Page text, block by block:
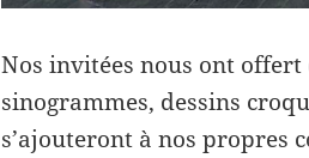
Nos invitées nous ont offert
sinogrammes, dessins
s’ajouteront à nos propres